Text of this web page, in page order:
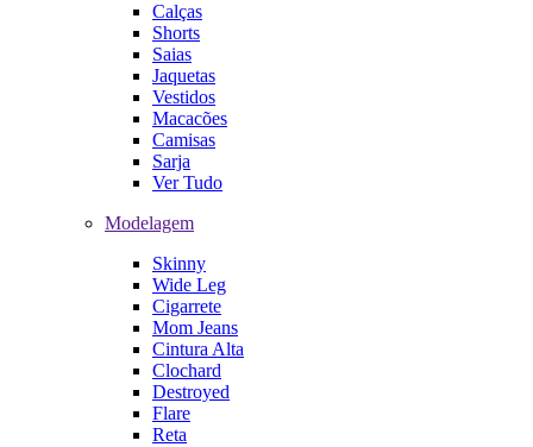
Calças
Shorts
Saias
Jaquetas
Vestidos
Macacões
Camisas
Sarja
Ver Tudo
Modelagem
Skinny
Wide Leg
Cigarrete
Mom Jeans
Cintura Alta
Clochard
Destroyed
Flare
Reta